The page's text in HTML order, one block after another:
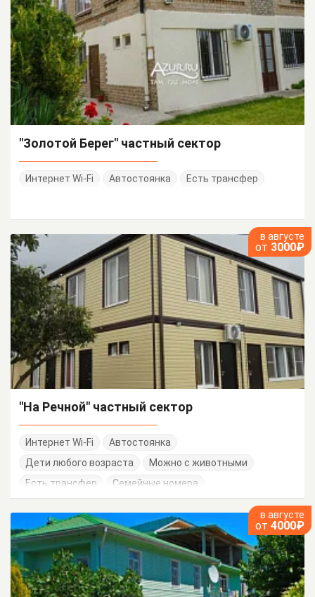
"Золотой Берег" частный сектор
Интернет Wi-Fi Автостоянка Есть трансфер
в августе
от 3000₽
"На Речной" частный сектор
Интернет Wi-Fi
Автостоянка
Дети любого возраста
Можно с животными
Есть трансфер
Семейные номера
в августе
от 4000₽